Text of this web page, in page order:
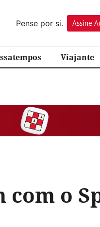
Pense por si.
Assine
Viajante
com o